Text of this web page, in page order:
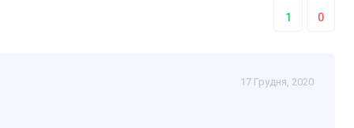
сайтах і торрент-трекерах.
1 0
17 Грудня, 2020